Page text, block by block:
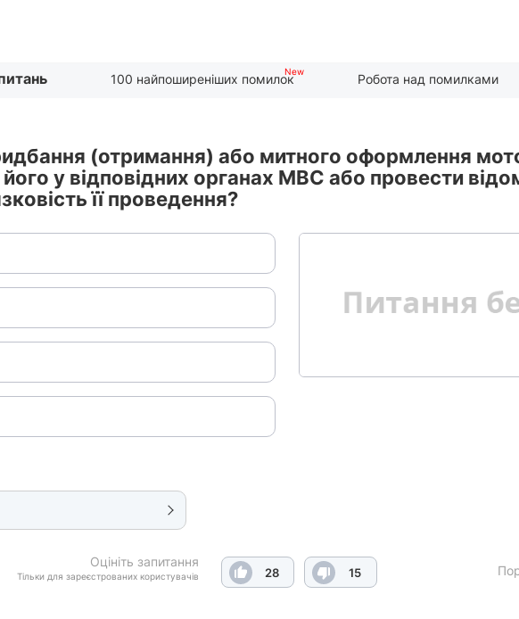
100 найпоширеніших помилок Робота над помилками
(отримання) або митного оформлення
у відповідних органах МВС або провести
її проведення?
Оцініть запитання
Тільки для зареєстрованих користувачів 28 15